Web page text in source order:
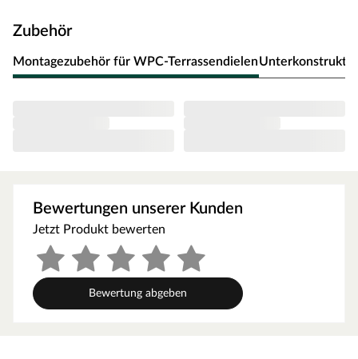
Schwindverhalten zeichnet WPC als einen besonders
form- und farbstabilen Werkstoff aus, der nicht zu
Rissbildungen und Splittern neigt. Das macht WPC-
Robustheit und hohen Stabilität zu langjährigen
Begleitern. WPC-Terrassendielen mit Massivprofil sind
besonders splitter- und reißfest, weshalb sie sich ideal
als Poolumrandung eignen und problemlos barfuß
begehbar sind. Beim Verlegen von massiven
Terrassendielen muss weder zusätzliches Material wie
Zubehör
Montagezubehör für WPC-Terrassendielen
Bewertungen unserer Kunden
Jetzt Produkt bewerten
Bewertung abgeben